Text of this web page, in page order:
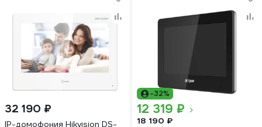
32 190 ₽
IP-домофония Hikvision DS-
-32%
12 319 ₽
18 190 ₽